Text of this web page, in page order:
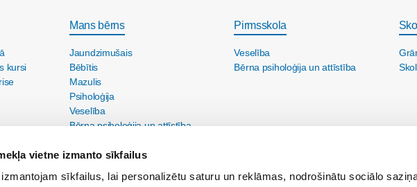
vietne izmanto sīkfailus
sīkfailus, lai personalizētu saturu un reklāmas, nodrošinātu sociālo
kursi
Mans bērns
Jaundzimušais
Bēbītis
Mazulis
Psiholoģija
Veselība
Bērna psiholoģija un attīstība
Pirmsskola
Veselība
Bērna psiholoģija un attīstība